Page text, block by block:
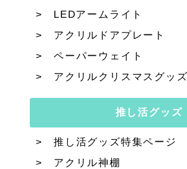
LEDアームライト
アクリルドアプレート
ペーパーウェイト
アクリルクリスマスグッズ
推し活グッズ
推し活グッズ特集ページ
アクリル神棚